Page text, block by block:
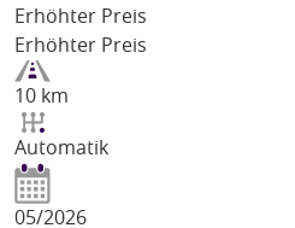
Erhöhter Preis
Erhöhter Preis
10 km
Automatik
05/2026